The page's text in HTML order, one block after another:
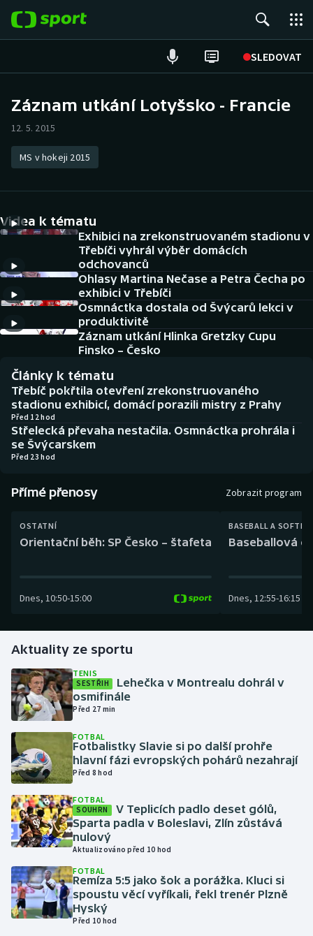
SLEDOVAT
Hokej
Tenis
Atletika
Cyklistika
DALŠÍ SPORTY
Americký fotbal
Baseball a softbal
Biatlon
Boby a skeleton
Box
Curling
Dostihy
Gymnastika
Házená
Jezdectví
Judo
Krasobruslení
Lezení
Moderní pětiboj
Motorsport
NEPŘEHLÉDNĚTE
Historické návraty
Aplikace ČT sport
AZ kvíz
Záznam utkání Lotyšsko - Francie
12. 5. 2015
MS v hokeji 2015
Videa k tématu
Exhibici na zrekonstruovaném stadionu v
Třebíči vyhrál výběr domácích
odchovanců
Ohlasy Martina Nečase a Petra Čecha po
exhibici v Třebíči
Osmnáctka dostala od Švýcarů lekci v
produktivitě
Záznam utkání Hlinka Gretzky Cupu
Finsko – Česko
Články k tématu
Třebíč pokřtila otevření zrekonstruovaného
stadionu exhibicí, domácí porazili mistry z Prahy
Před 12 hod
Střelecká převaha nestačila. Osmnáctka prohrála i
se Švýcarskem
Před 23 hod
Přímé přenosy Zobrazit program
OSTATNÍ
Orientační běh: SP Česko – štafeta
Dnes, 10:50-15:00
BASEBALL A
Baseballová
Dnes, 12:55-16:15
Aktuality ze sportu
TENIS
SESTŘIH
Lehečka v Montrealu dohrál v
osmifinále
Před 27 min
FOTBAL
Fotbalistky Slavie si po další prohře
hlavní fázi evropských pohárů nezahrají
Před 8 hod
FOTBAL
SOUHRN
V Teplicích padlo deset gólů,
Sparta padla v Boleslavi, Zlín zůstává
nulový
Aktualizováno před 10 hod
FOTBAL
Remíza 5:5 jako šok a porážka. Kluci si
spoustu věcí vyříkali, řekl trenér Plzně
Hyský
Před 10 hod